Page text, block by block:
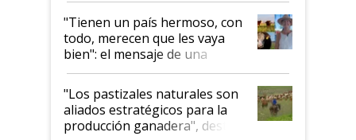
"Tienen un país hermoso, con
todo, merecen que les vaya
bien": el mensaje de una
ganadera uruguaya sobre las
oportunidades que se abren
para el agro en Argentina, con
foco en la carne
"Los pastizales naturales son
aliados estratégicos para la
producción ganadera", destaca